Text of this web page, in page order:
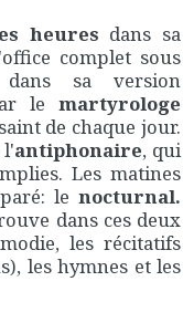
heures dans sa
complet sous
sa version
le martyrologe
de chaque jour.
l'antiphonaire, qui
Les matines
le nocturnal.
dans ces deux
les récitatifs
les hymnes et les